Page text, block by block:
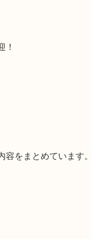
をまとめています。